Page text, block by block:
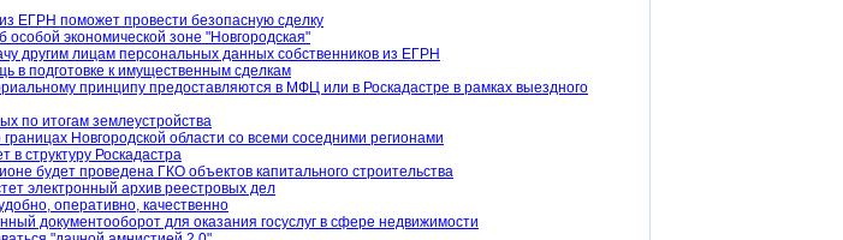
ЕГРН поможет провести безопасную сделку
экономической зоне "Новгородская"
другим лицам персональных данных собственников из ЕГРН
в подготовке к имущественным сделкам
принципу предоставляются в МФЦ или в Роскадастре в рамках выездного
по итогам землеустройства
Новгородской области со всеми соседними регионами
в структуру Роскадастра
будет проведена ГКО объектов капитального строительства
электронный архив реестровых дел
оперативно, качественно
документооборот для оказания госуслуг в сфере недвижимости